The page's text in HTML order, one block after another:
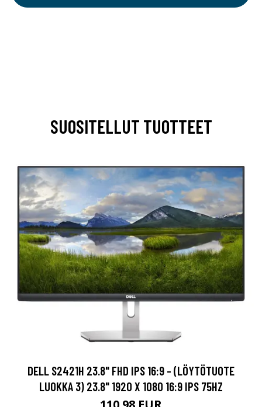
SUOSITELLUT TUOTTEET
DELL S2421H 23.8" FHD IPS 16:9 - (LÖYTÖTUOTE
LUOKKA 3) 23.8" 1920 X 1080 16:9 IPS 75HZ